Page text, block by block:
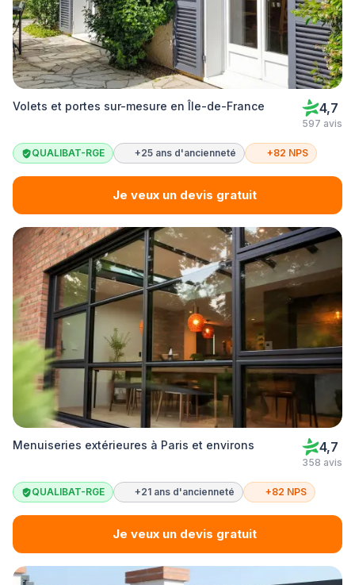
Volets et portes sur-mesure en Île-de-France 4,7
597 avis
QUALIBAT-RGE +25 ans d'ancienneté +82 NPS
Je veux un devis gratuit
Menuiseries extérieures à Paris et environs 4,7
358 avis
QUALIBAT-RGE +21 ans d'ancienneté +82 NPS
Je veux un devis gratuit